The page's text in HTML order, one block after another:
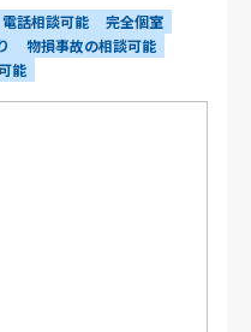
電話相談可能
完全個室
物損事故の相談可能
能